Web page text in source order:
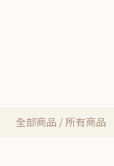
全部商品 / 所有商品